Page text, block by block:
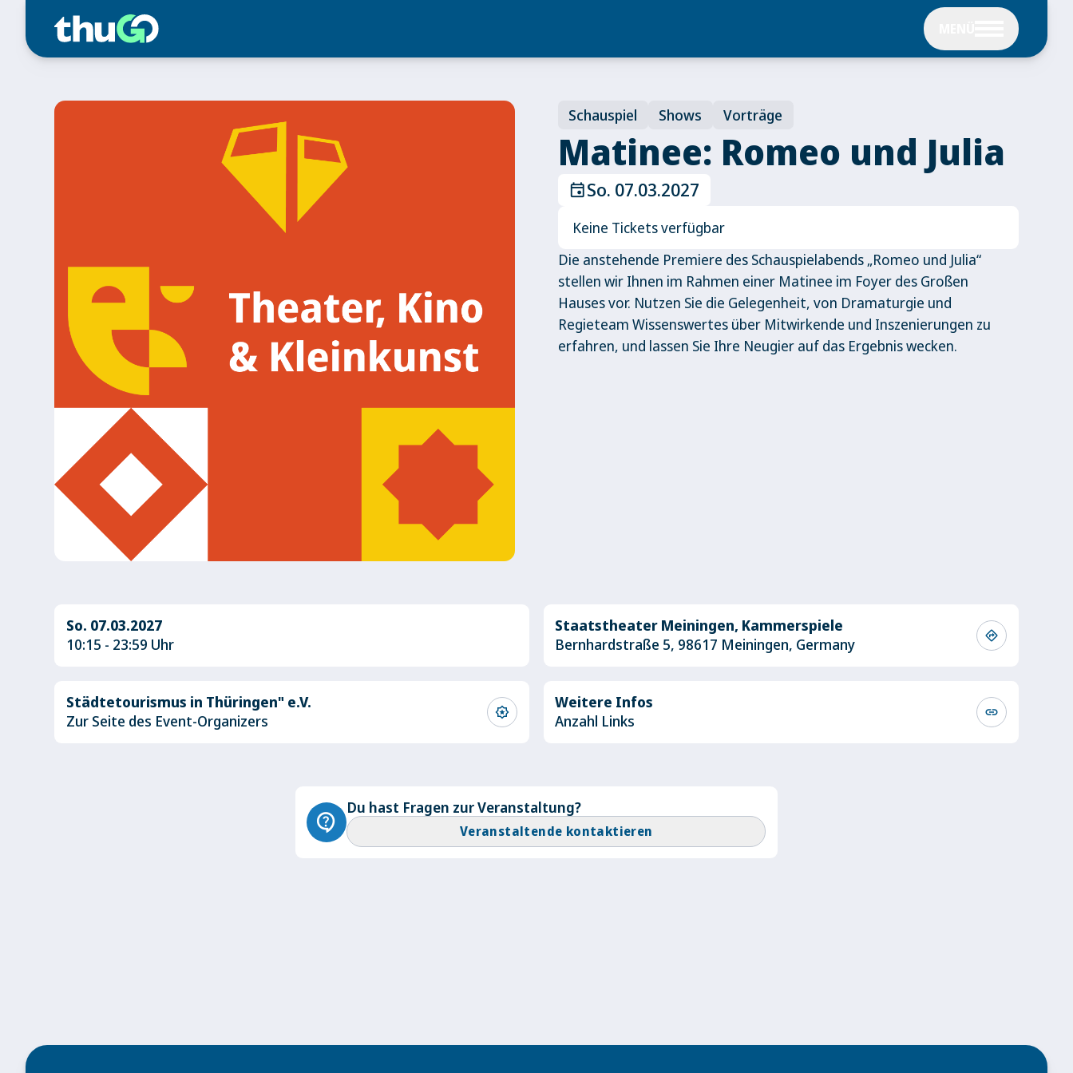
Schauspiel Shows Vorträge
Matinee: Romeo und Julia
eventSo. 07.03.2027
Keine Tickets verfügbar
Die anstehende Premiere des Schauspielabends „Romeo und Julia“
stellen wir Ihnen im Rahmen einer Matinee im Foyer des Großen
Hauses vor. Nutzen Sie die Gelegenheit, von Dramaturgie und
Regieteam Wissenswertes über Mitwirkende und Inszenierungen zu
erfahren, und lassen Sie Ihre Neugier auf das Ergebnis wecken.
So. 07.03.2027
10:15 - 23:59 Uhr
Staatstheater Meiningen, Kammerspiele
Bernhardstraße 5, 98617 Meiningen, Germany
directions
Städtetourismus in Thüringen" e.V.
Zur Seite des Event-Organizers
award_star
Weitere Infos
Anzahl Links
link
contact_support Du hast Fragen zur Veranstaltung?
Veranstaltende kontaktieren